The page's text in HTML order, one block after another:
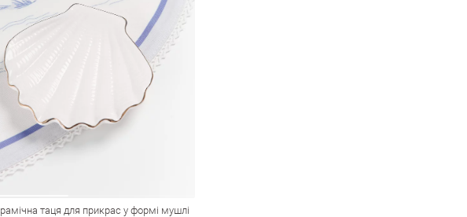
таця для прикрас у формі мушлі